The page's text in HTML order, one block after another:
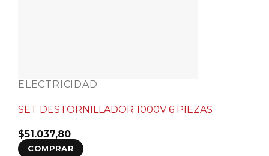
ELECTRICIDAD
SET DESTORNILLADOR 1000V 6 PIEZAS
$51.037,80
COMPRAR